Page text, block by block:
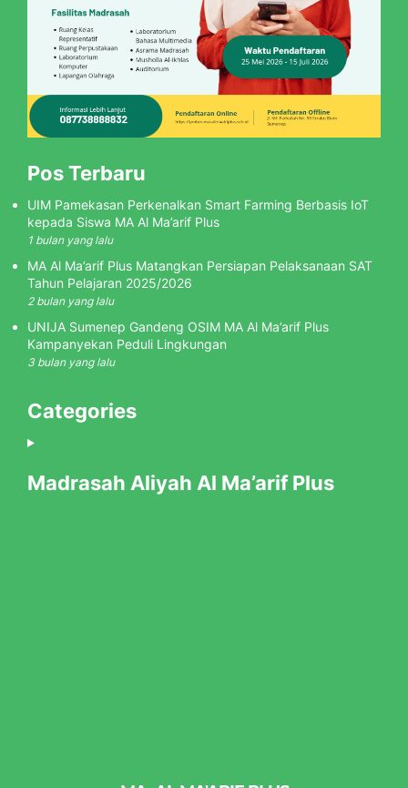
Pos Terbaru
UIM Pamekasan Perkenalkan Smart Farming Berbasis IoT
kepada Siswa MA Al Ma’arif Plus
1 bulan yang lalu
MA Al Ma’arif Plus Matangkan Persiapan Pelaksanaan SAT
Tahun Pelajaran 2025/2026
2 bulan yang lalu
UNIJA Sumenep Gandeng OSIM MA Al Ma’arif Plus
Kampanyekan Peduli Lingkungan
3 bulan yang lalu
Categories
Madrasah Aliyah Al Ma’arif Plus